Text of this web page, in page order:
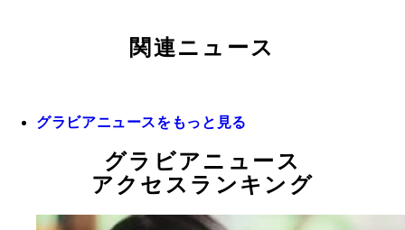
関連ニュース
グラビアニュースをもっと見る
グラビアニュース
アクセスランキング